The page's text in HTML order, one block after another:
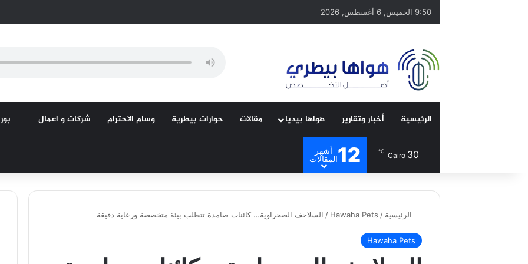
9:50 الخميس, 6 أغسطس, 2026
الرئيسية أخبار وتقارير هواها بيديا مقالات حوارات بيطرية وسام الاحترام شركات و اعمال
Cairo 30
℃
12
أشهر
المقالات
الرئيسية /
Hawaha Pets
/ السلاحف الصحراوية… كائنات صامدة تتطلب بيئة متخصصة ورعاية دقيقة
Hawaha Pets